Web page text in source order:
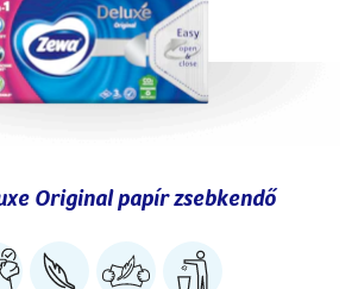
Original papír zsebkendő